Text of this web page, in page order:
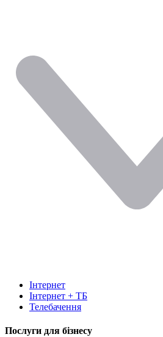
Інтернет
Інтернет + ТБ
Телебачення
Послуги для бізнесу